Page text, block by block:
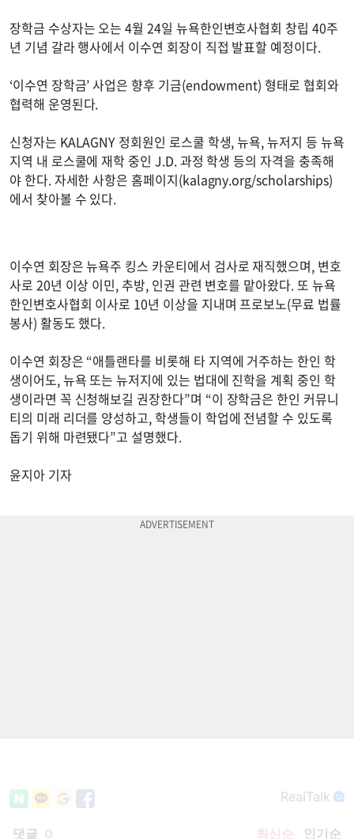
장학금 수상자는 오는 4월 24일 뉴욕한인변호사협회 창립 40주
년 기념 갈라 행사에서 이수연 회장이 직접 발표할 예정이다.
‘이수연 장학금’ 사업은 향후 기금(endowment) 형태로 협회와
협력해 운영된다.
신청자는 KALAGNY 정회원인 로스쿨 학생, 뉴욕, 뉴저지 등 뉴욕
지역 내 로스쿨에 재학 중인 J.D. 과정 학생 등의 자격을 충족해
야 한다. 자세한 사항은 홈페이지(kalagny.org/scholarships)
에서 찾아볼 수 있다.
이수연 회장은 뉴욕주 킹스 카운티에서 검사로 재직했으며, 변호
사로 20년 이상 이민, 추방, 인권 관련 변호를 맡아왔다. 또 뉴욕
한인변호사협회 이사로 10년 이상을 지내며 프로보노(무료 법률
봉사) 활동도 했다.
이수연 회장은 “애틀랜타를 비롯해 타 지역에 거주하는 한인 학
생이어도, 뉴욕 또는 뉴저지에 있는 법대에 진학을 계획 중인 학
생이라면 꼭 신청해보길 권장한다”며 “이 장학금은 한인 커뮤니
티의 미래 리더를 양성하고, 학생들이 학업에 전념할 수 있도록
돕기 위해 마련됐다”고 설명했다.
윤지아 기자